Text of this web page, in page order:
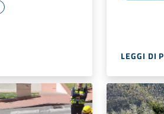
LEGGI DI